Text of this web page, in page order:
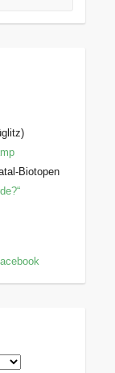
Biotopen